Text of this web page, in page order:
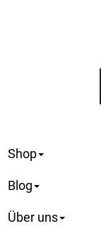
Shop
Blog
Über uns